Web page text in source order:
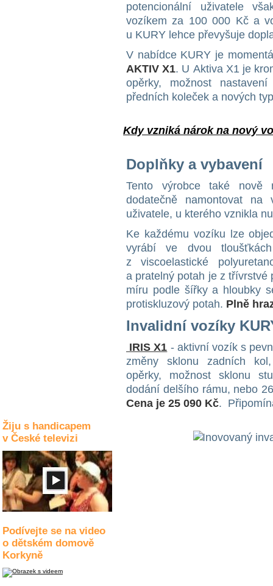
Žiju s handicapem
v České televizi
Podívejte se na video
o dětském domově
Korkyně
potencionální uživatele
vozíkem za 100 000 Kč a
u KURY lehce převyšuje
V nabídce KURY je
AKTIV X1. U Aktiva X1 je
opěrky, možnost
předních koleček a nových
Kdy vzniká nárok na nový
Doplňky a vybavení
Tento výrobce také nově
dodatečně namontovat
uživatele, u kterého vznikla
Ke každému vozíku lze
vyrábí ve dvou
z viscoelastické
a pratelný potah je z třívrstvé
míru podle šířky a hloubky
protiskluzový potah. Plně
Invalidní vozíky
IRIS X1 - aktivní vozík s
změny sklonu zadních
opěrky, možnost sklonu
dodání delšího rámu, nebo
Cena je 25 090 Kč.